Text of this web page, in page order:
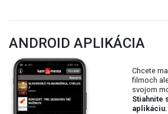
ANDROID APLIKÁCIA
Chcete
filmoch
svojom
Stiahnite
aplikáciu.